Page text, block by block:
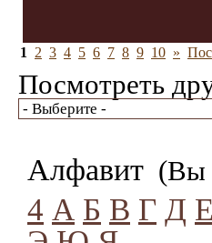
1 2 3 4 5 6 7 8 9 10 »
Посмотреть
Алфавит (Вы
4 А Б В Г Д